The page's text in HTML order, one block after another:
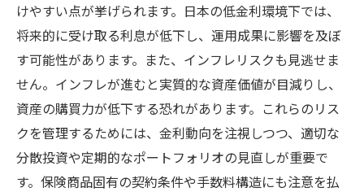
けやすい点が挙げられます。日本の低金利環境下では、
将来的に受け取る利息が低下し、運用成果に影響を及ぼ
す可能性があります。また、インフレリスクも見逃せま
せん。インフレが進むと実質的な資産価値が目減りし、
資産の購買力が低下する恐れがあります。これらのリス
クを管理するためには、金利動向を注視しつつ、適切な
分散投資や定期的なポートフォリオの見直しが重要で
す。保険商品固有の契約条件や手数料構造にも注意を払